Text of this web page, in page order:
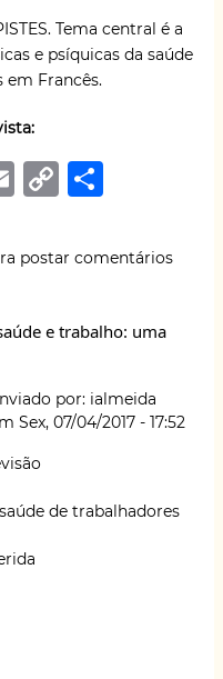
Tema central é a
e psíquicas da saúde
Francês.
E
m
ai
C
o
p
Li
k
ar
postar comentários
e trabalho: uma
por: ialmeida
Sex, 07/04/2017 - 17:52
e de trabalhadores